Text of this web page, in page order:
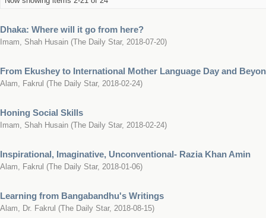
Dhaka: Where will it go from here?
Imam, Shah Husain (The Daily Star, 2018-07-20)
From Ekushey to International Mother Language Day and
Alam, Fakrul (The Daily Star, 2018-02-24)
Honing Social Skills
Imam, Shah Husain (The Daily Star, 2018-02-24)
Inspirational, Imaginative, Unconventional- Razia Khan Amin
Alam, Fakrul (The Daily Star, 2018-01-06)
Learning from Bangabandhu's Writings
Alam, Dr. Fakrul (The Daily Star, 2018-08-15)